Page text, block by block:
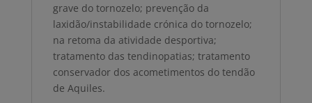
grave do tornozelo; prevenção da
laxidão/instabilidade crónica do tornozelo;
na retoma da atividade desportiva;
tratamento das tendinopatias; tratamento
conservador dos acometimentos do tendão
de Aquiles.